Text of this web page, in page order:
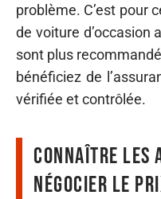
problème. C’est pour
de voiture d’occasion
sont plus
bénéficiez de
vérifiée et contrôlée.
Connaître les
négocier le